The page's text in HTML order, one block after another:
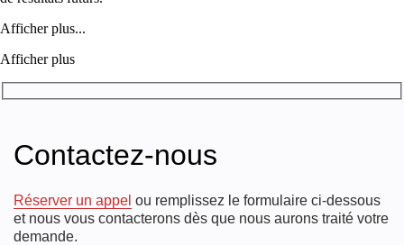
Afficher plus...
Afficher plus
Contactez-nous
Réserver un appel ou remplissez le formulaire ci-dessous
et nous vous contacterons dès que nous aurons traité votre
demande.